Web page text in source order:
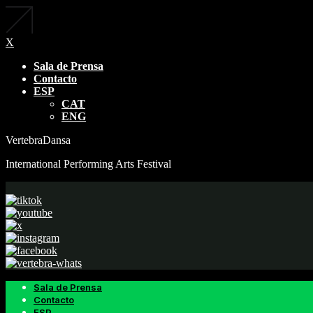
X
Sala de Prensa
Contacto
ESP
CAT
ENG
VertebraDansa
International Performing Arts Festival
Sala de Prensa
Contacto